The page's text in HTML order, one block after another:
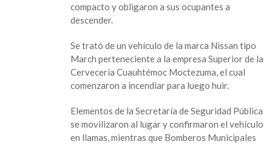
compacto y obligaron a sus ocupantes a
descender.
Se trató de un vehículo de la marca Nissan tipo
March perteneciente a la empresa Superior de la
Cervecería Cuauhtémoc Moctezuma, el cual
comenzaron a incendiar para luego huir.
Elementos de la Secretaría de Seguridad Pública
se movilizaron al lugar y confirmaron el vehículo
en llamas, mientras que Bomberos Municipales